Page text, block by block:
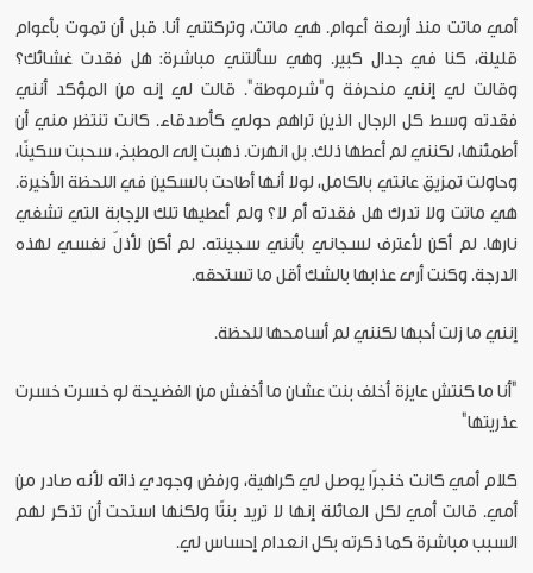
أمي ماتت منذ أربعة أعوام. هي ماتت، وتركتني أنا. قبل أن تموت بأعوام
قليلة، كنا في جدال كبير. وهي سألتني مباشرة: هل فقدت غشائك؟
وقالت لي إنني منحرفة و"شرموطة". قالت لي إنه من المؤكد أنني
فقدته وسط كل الرجال الذين تراهم حولي كأصدقاء. كانت تنتظر مني أن
أطمئنها، لكنني لم أعطها ذلك. بل انهرت. ذهبت إلى المطبخ، سحبت سكينًا،
وحاولت تمزيق عانتي بالكامل، لولا أنها أطاحت بالسكين في اللحظة الأخيرة.
هي ماتت ولا تدرك هل فقدته أم لا؟ ولم أعطيها تلك الإجابة التي تشفي
نارها. لم أكن لأعترف لسجاني بأنني سجينته. لم أكن لأذلّ نفسي لهذه
الدرجة. وكنت أرى عذابها بالشك أقل ما تستحقه.
إنني ما زلت أحبها لكنني لم أسامحها للحظة.
"أنا ما كنتش عايزة أخلف بنت عشان ما أخفش من الفضيحة لو خسرت خسرت
عذريتها"
كلام أمي كانت خنجرًا يوصل لي كراهية، ورفض وجودي ذاته لأنه صادر من
أمي. قالت أمي لكل العائلة إنها لا تريد بنتًا ولكنها استحت أن تذكر لهم
السبب مباشرة كما ذكرته بكل انعدام إحساس لي.